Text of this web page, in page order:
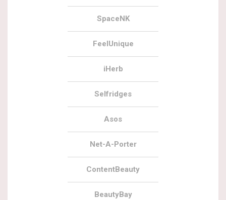
SpaceNK
FeelUnique
iHerb
Selfridges
Asos
Net-A-Porter
ContentBeauty
BeautyBay